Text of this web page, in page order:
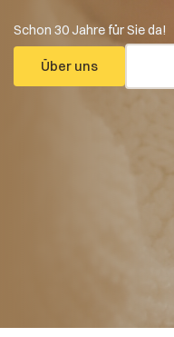
Schon 30 Jahre für Sie da!
Über uns